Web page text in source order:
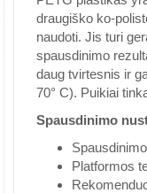
draugiško ko-
naudoti. Jis turi
spausdinimo
daug tvirtesnis ir
70° C). Puikiai
Spausdinimo
Platformos